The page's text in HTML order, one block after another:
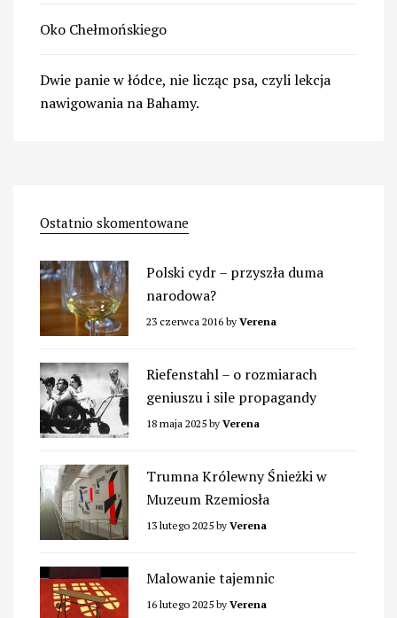
Oko Chełmońskiego
Dwie panie w łódce, nie licząc psa, czyli lekcja
nawigowania na Bahamy.
Ostatnio skomentowane
Polski cydr – przyszła duma
narodowa?
23 czerwca 2016 by Verena
Riefenstahl – o rozmiarach
geniuszu i sile propagandy
18 maja 2025 by Verena
Trumna Królewny Śnieżki w
Muzeum Rzemiosła
13 lutego 2025 by Verena
Malowanie tajemnic
16 lutego 2025 by Verena